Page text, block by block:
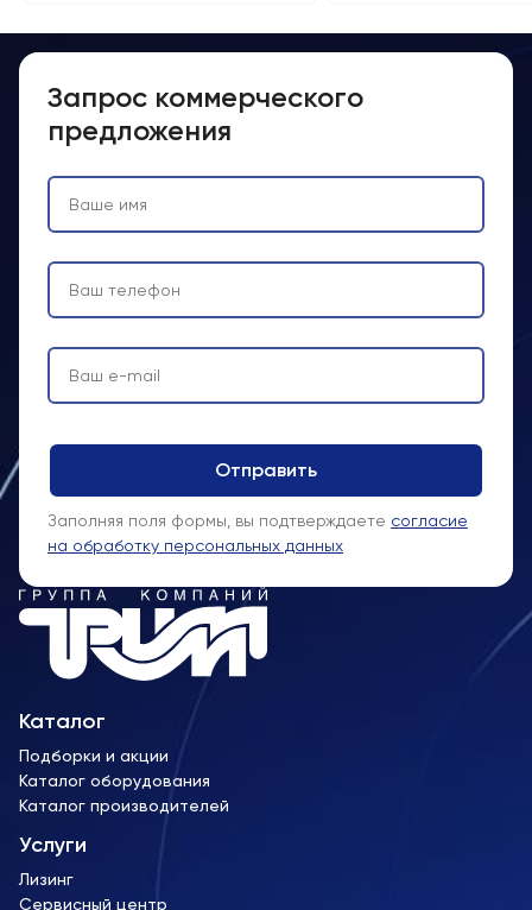
Каталог
Подборки и акции
Каталог оборудования
Каталог производителей
Услуги
Лизинг
Сервисный центр
Запрос коммерческого
предложения
Заполняя поля формы, вы подтверждаете согласие
на обработку персональных данных